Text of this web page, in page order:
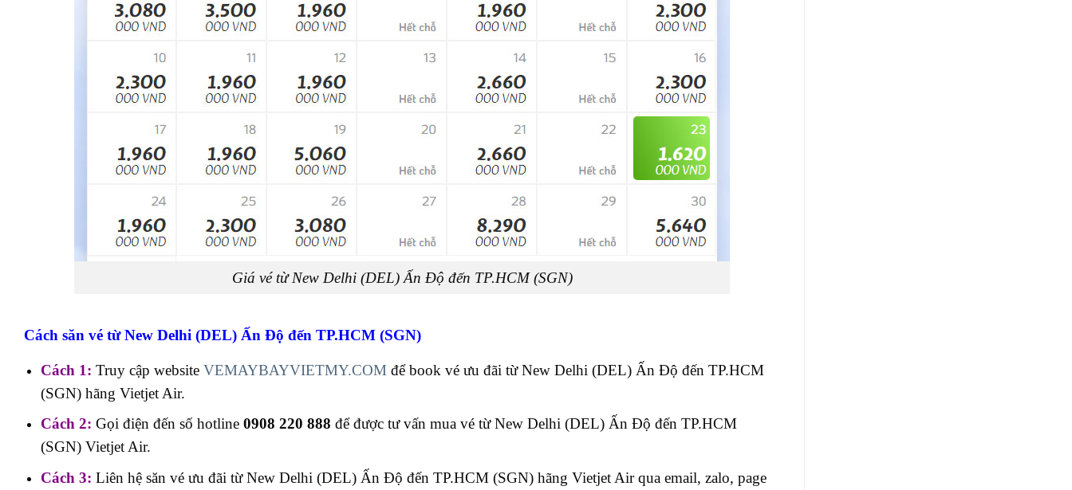
Giá vé từ New Delhi (DEL) Ấn Độ đến TP.HCM (SGN)
Cách săn vé từ New Delhi (DEL) Ấn Độ đến TP.HCM (SGN)
Cách 1: Truy cập websiteVEMAYBAYVIETMY.COMđể book vé ưu đãi từ New Delhi (DEL) Ấn Độ đến TP.HCM
(SGN) hãng Vietjet Air.
Cách 2: Gọi điện đến số hotline 0908 220 888 để được tư vấn mua vé từ New Delhi (DEL) Ấn Độ đến TP.HCM
(SGN) Vietjet Air.
Cách 3: Liên hệ săn vé ưu đãi từ New Delhi (DEL) Ấn Độ đến TP.HCM (SGN) hãng Vietjet Air qua email, zalo, page